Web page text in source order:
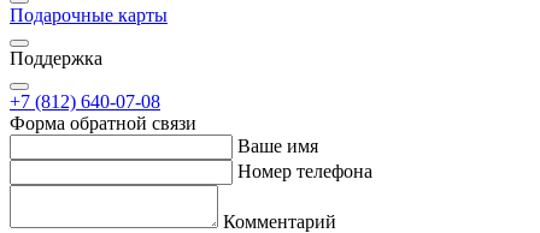
Подарочные карты
Поддержка
+7 (812) 640-07-08
Форма обратной связи
Ваше имя
Номер телефона
Комментарий